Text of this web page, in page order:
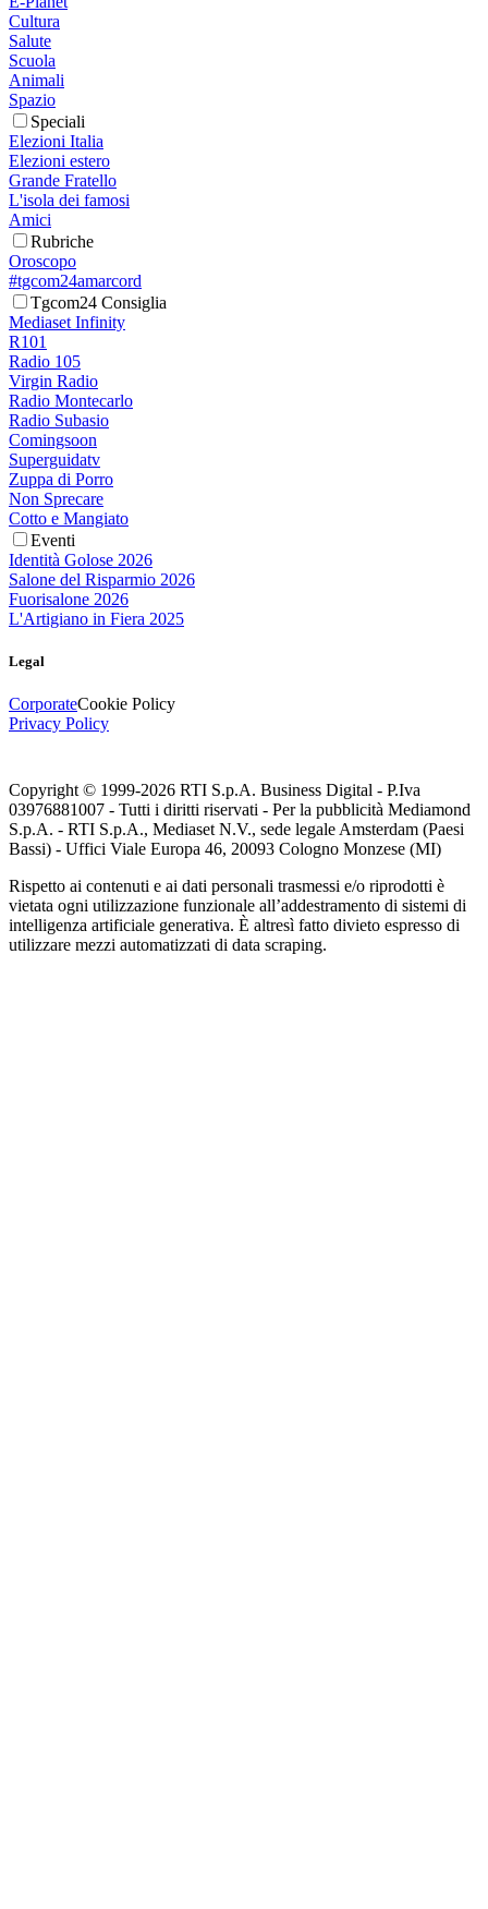
Cultura
Salute
Scuola
Animali
Spazio
Speciali
Elezioni Italia
Elezioni estero
Grande Fratello
L'isola dei famosi
Amici
Rubriche
Oroscopo
#tgcom24amarcord
Tgcom24 Consiglia
Mediaset Infinity
R101
Radio 105
Virgin Radio
Radio Montecarlo
Radio Subasio
Comingsoon
Superguidatv
Zuppa di Porro
Non Sprecare
Cotto e Mangiato
Eventi
Identità Golose 2026
Salone del Risparmio 2026
Fuorisalone 2026
L'Artigiano in Fiera 2025
Legal
CorporateCookie Policy
Privacy Policy
Copyright © 1999-2026 RTI S.p.A. Business Digital - P.Iva
03976881007 - Tutti i diritti riservati - Per la pubblicità Mediamond
S.p.A. - RTI S.p.A., Mediaset N.V., sede legale Amsterdam (Paesi
Bassi) - Uffici Viale Europa 46, 20093 Cologno Monzese (MI)
Rispetto ai contenuti e ai dati personali trasmessi e/o riprodotti è
vietata ogni utilizzazione funzionale all’addestramento di sistemi di
intelligenza artificiale generativa. È altresì fatto divieto espresso di
utilizzare mezzi automatizzati di data scraping.